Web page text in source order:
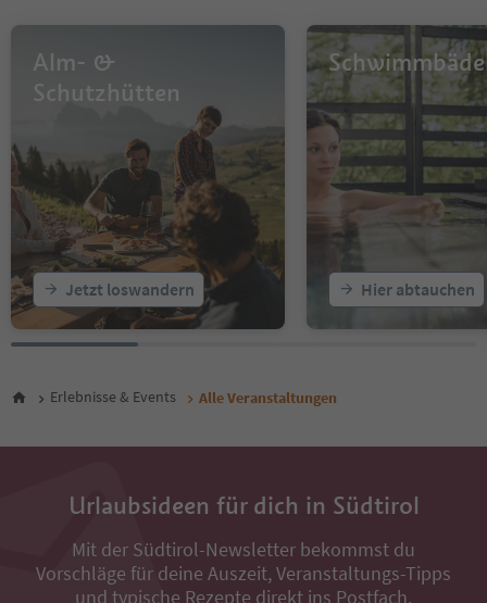
13
19
20
21
22
Alm- &
Schutzhütten
Jetzt loswandern Hier abtauchen
Erlebnisse & Events Alle Veranstaltungen
Urlaubsideen für dich in Südtirol
Mit der Südtirol-Newsletter bekommst du
Vorschläge für deine Auszeit, Veranstaltungs-Tipps
und typische Rezepte direkt ins Postfach.